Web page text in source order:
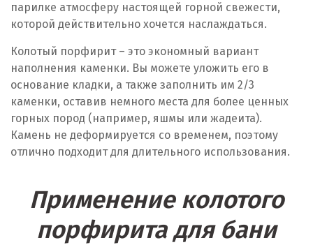
парилке атмосферу настоящей горной свежести,
которой действительно хочется наслаждаться.
Колотый порфирит – это экономный вариант
наполнения каменки. Вы можете уложить его в
основание кладки, а также заполнить им 2/3
каменки, оставив немного места для более ценных
горных пород (например, яшмы или жадеита).
Камень не деформируется со временем, поэтому
отлично подходит для длительного использования.
Применение колотого
порфирита для бани